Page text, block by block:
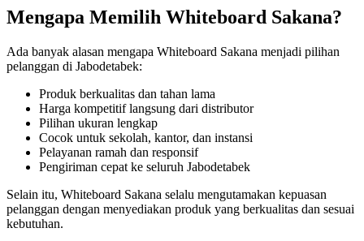
Mengapa Memilih Whiteboard Sakana?
Ada banyak alasan mengapa Whiteboard Sakana menjadi pilihan
pelanggan di Jabodetabek:
Produk berkualitas dan tahan lama
Harga kompetitif langsung dari distributor
Pilihan ukuran lengkap
Cocok untuk sekolah, kantor, dan instansi
Pelayanan ramah dan responsif
Pengiriman cepat ke seluruh Jabodetabek
Selain itu, Whiteboard Sakana selalu mengutamakan kepuasan
pelanggan dengan menyediakan produk yang berkualitas dan sesuai
kebutuhan.